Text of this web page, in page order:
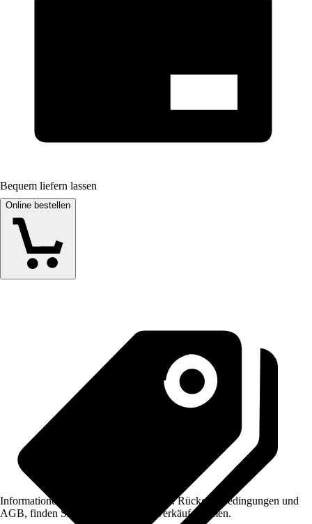
Bequem liefern lassen
Online bestellen
Informationen des Verkäufers, wie z. B. Rückgabebedingungen und
AGB, finden Sie bei Klick auf den Verkäufernamen.